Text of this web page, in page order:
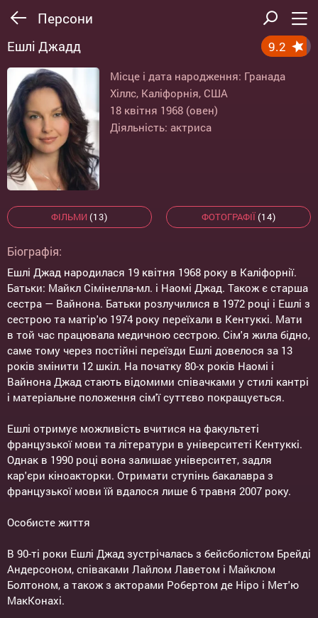
Персони
Ешлі Джадд 9.2
Місце і дата народження: Гранада
Хіллс, Каліфорнія, США
18 квітня 1968 (овен)
Діяльність: актриса
ФІЛЬМИ (13) ФОТОГРАФІЇ(14)
Біографія:
Ешлі Джад народилася 19 квітня 1968 року в Каліфорнії.
Батьки: Майкл Сімінелла-мл. і Наомі Джад. Також є старша
сестра — Вайнона. Батьки розлучилися в 1972 році і Ешлі з
сестрою та матір'ю 1974 року переїхали в Кентуккі. Мати
в той час працювала медичною сестрою. Сім'я жила бідно,
саме тому через постійні переїзди Ешлі довелося за 13
років змінити 12 шкіл. На початку 80-х років Наомі і
Вайнона Джад стають відомими співачками у стилі кантрі
і матеріальне положення сім'ї суттєво покращується.
Ешлі отримує можливість вчитися на факультеті
французької мови та літератури в університеті Кентуккі.
Однак в 1990 році вона залишає університет, задля
кар'єри кіноакторки. Отримати ступінь бакалавра з
французької мови їй вдалося лише 6 травня 2007 року.
Особисте життя
В 90-ті роки Ешлі Джад зустрічалась з бейсболістом Брейді
Андерсоном, співаками Лайлом Лаветом і Майклом
Болтоном, а також з акторами Робертом де Ніро і Мет'ю
МакКонахі.